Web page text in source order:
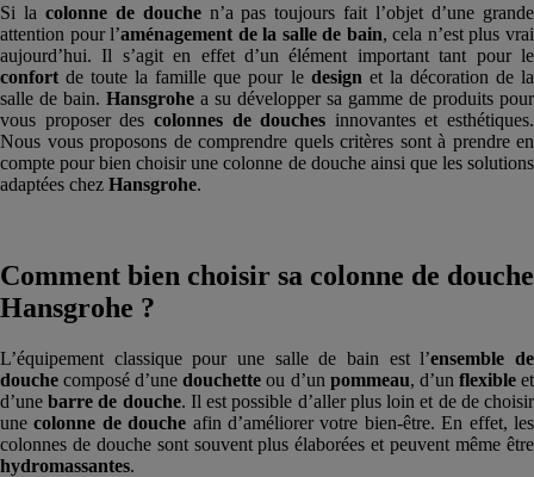
Si la colonne de douchen’a pas toujours fait l’objet d’une grande
attention pour l’aménagement de la salle de bain, cela n’est plus vrai
aujourd’hui. Il s’agit en effet d’un élément important tant pour le
confort de toute la famille que pour le design et la décoration de la
salle de bain. Hansgrohe a su développer sa gamme de produits pour
vous proposer des colonnes de douches innovantes et esthétiques.
Nous vous proposons de comprendre quels critères sont à prendre en
compte pour bien choisir une colonne de douche ainsi que les solutions
adaptées chez Hansgrohe.
Comment bien choisir sa colonne de douche
Hansgrohe ?
L’équipement classique pour une salle de bain est l’ensemble de
douchecomposé d’unedouchette ou d’un pommeau, d’un flexibleet
d’unebarre de douche. Il est possible d’aller plus loin et de de choisir
une colonne de douche afin d’améliorer votre bien-être. En effet, les
colonnes de douche sont souvent plus élaborées et peuvent même être
hydromassantes.